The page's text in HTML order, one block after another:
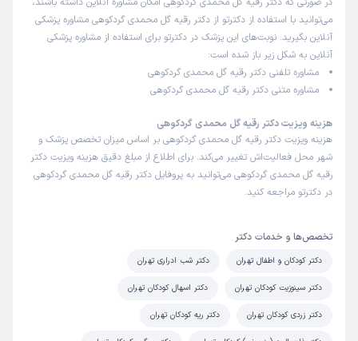
این پزشک را پیشنهاد میکنم
زمان انتظار:0-15 دقیقه
عالی
علت مراجعه: تشخیص و درمان عفونت‌های شایع کودکان
علی اکبر
کاربر آزاد
1404/05/11
)
این پزشک را پیشنهاد میکنم
عالی
ساسان
می‌توانید با استفاده از دکترتو از دکتر رقیه گل محمدی گردکوهی مشاوره پزشکی
آنلاین بگیرید. نوبت‌های این پزشک در دکترتو برای استفاده از مشاوره پزشکی
آنلاین به شکل زیر باز شده است:
مشاوره تلفنی دکتر رقیه گل محمدی گردکوهی
مشاوره متنی دکتر رقیه گل محمدی گردکوهی
هزینه ویزیت دکتر رقیه گل محمدی گردکوهی
هزینه ویزیت دکتر رقیه گل محمدی گردکوهی بر اساس میزان تخصص پزشک و
شهر محل فعالیت‌اش تغییر می‌کند. برای اطلاع از مبلغ دقیق هزینه ویزیت دکتر
رقیه گل محمدی گردکوهی می‌توانید به پروفایل دکتر رقیه گل محمدی گردکوهی
در دکترتو مراجعه کنید.
تخصص‌ها و خدمات دکتر
دکتر کودکان و اطفال تهران دکتر شب ادراری تهران
دکتر سینوزیت کودکان تهران دکتر اسهال کودکان تهران
دکتر زردی کودکان تهران دکتر ریه کودکان تهران